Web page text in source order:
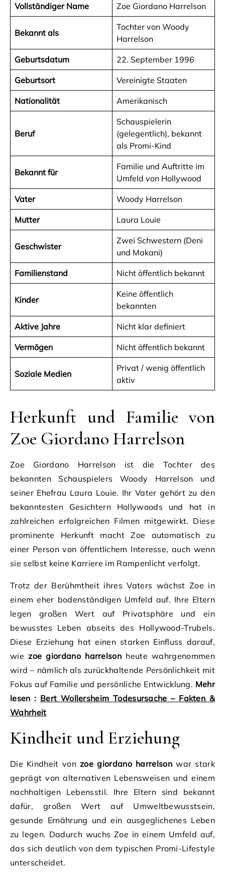
Vollständiger Name Zoe Giordano Harrelson
Bekannt als
Tochter von Woody
Harrelson
Geburtsdatum 22. September 1996
Geburtsort Vereinigte Staaten
Nationalität Amerikanisch
Beruf
Schauspielerin
(gelegentlich), bekannt
als Promi-Kind
Bekannt für
Familie und Auftritte im
Umfeld von Hollywood
Vater Woody Harrelson
Mutter Laura Louie
Geschwister
Zwei Schwestern (Deni
und Makani)
Familienstand Nicht öffentlich bekannt
Kinder
Keine öffentlich
bekannten
Aktive Jahre Nicht klar definiert
Vermögen Nicht öffentlich bekannt
Soziale Medien
Privat / wenig öffentlich
aktiv
Herkunft und Familie von
Zoe Giordano Harrelson
Zoe Giordano Harrelson ist die Tochter des
bekannten Schauspielers Woody Harrelson und
seiner Ehefrau Laura Louie. Ihr Vater gehört zu den
bekanntesten Gesichtern Hollywoods und hat in
zahlreichen erfolgreichen Filmen mitgewirkt. Diese
prominente Herkunft macht Zoe automatisch zu
einer Person von öffentlichem Interesse, auch wenn
sie selbst keine Karriere im Rampenlicht verfolgt.
Trotz der Berühmtheit ihres Vaters wächst Zoe in
einem eher bodenständigen Umfeld auf. Ihre Eltern
legen großen Wert auf Privatsphäre und ein
bewusstes Leben abseits des Hollywood-Trubels.
Diese Erziehung hat einen starken Einfluss darauf,
wiezoe giordano harrelson heute wahrgenommen
wird – nämlich als zurückhaltende Persönlichkeit mit
Fokus auf Familie und persönliche Entwicklung. Mehr
lesen : Bert Wollersheim Todesursache – Fakten &
Wahrheit
Kindheit und Erziehung
Die Kindheit vonzoe giordano harrelsonwar stark
geprägt von alternativen Lebensweisen und einem
nachhaltigen Lebensstil. Ihre Eltern sind bekannt
dafür, großen Wert auf Umweltbewusstsein,
gesunde Ernährung und ein ausgeglichenes Leben
zu legen. Dadurch wuchs Zoe in einem Umfeld auf,
das sich deutlich von dem typischen Promi-Lifestyle
unterscheidet.